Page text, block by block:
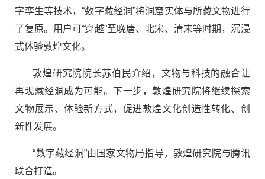
字孪生等技术，“数字藏经洞”将洞窟实体与所藏文物进行
了复原。用户可“穿越”至晚唐、北宋、清末等时期，沉浸
式体验敦煌文化。
敦煌研究院院长苏伯民介绍，文物与科技的融合让
再现藏经洞成为可能。下一步，敦煌研究院将继续探索
文物展示、体验新方式，促进敦煌文化创造性转化、创
新性发展。
“数字藏经洞”由国家文物局指导，敦煌研究院与腾讯
联合打造。